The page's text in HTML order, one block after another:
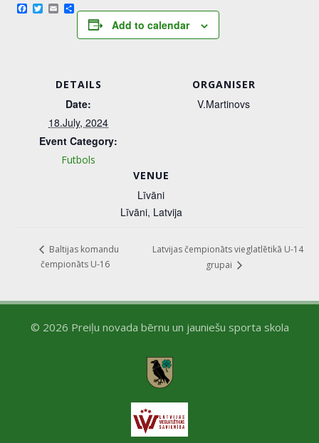
Facebook
Twitter
EmailShare
Add to calendar
DETAILS
Date:
18.July, 2024
Event Category:
Futbols
VENUE
Līvāni
Līvāni, Latvija
ORGANISER
V.Martinovs
Baltijas komandu
čempionāts U-16
Latvijas čempionāts vieglatlētikā U-14
grupai
© 2026 Preiļu novada bērnu un jauniešu sporta skola